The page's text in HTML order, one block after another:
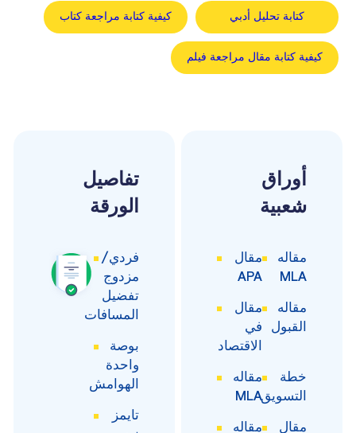
كتابة تحليل أدبي كيفية كتابة مراجعة كتاب
كيفية كتابة مقال مراجعة فيلم
أوراق
شعبية
مقاله
MLA
مقال
APA
مقاله
القبول
مقال
في
الاقتصاد
خطة
التسويق
مقاله
MLA
مقال
مقاله
تفاصيل
الورقة
فردي/
مزدوج
تفضيل
المسافات
بوصة
واحدة
الهوامش
تايمز